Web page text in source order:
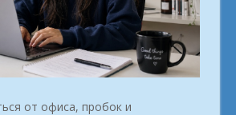
от офиса, пробок и